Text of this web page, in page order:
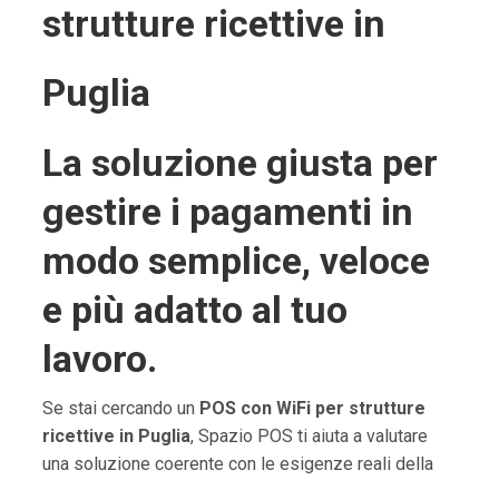
strutture ricettive in
Puglia
La soluzione giusta per
gestire i pagamenti in
modo semplice, veloce
e più adatto al tuo
lavoro.
Se stai cercando un POS con WiFi per strutture
ricettive in Puglia, Spazio POS ti aiuta a valutare
una soluzione coerente con le esigenze reali della